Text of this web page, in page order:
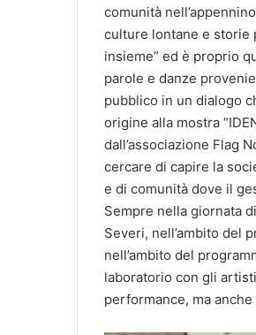
comunità
culture lontane e storie
insieme” ed è proprio
parole e danze
pubblico in un dialogo
origine alla mostra
dall’associazione Flag
cercare di capire la
e di comunità dove il
Sempre nella giornata
Severi, nell’ambito del
nell’ambito del
laboratorio con gli
performance, ma